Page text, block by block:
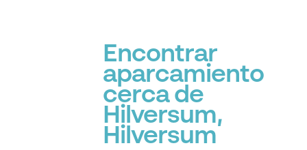
Encontrar
aparcamiento
cerca de
Hilversum,
Hilversum